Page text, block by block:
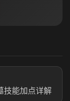
技能加点详解